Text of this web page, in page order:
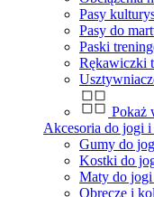
Pasy
Pasy do
Paski
Rękawiczki
Pokaż
Akcesoria do jogi i
Gumy do
Kostki do
Maty do jogi
Obręcze i